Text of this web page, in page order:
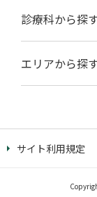
診療科から探
エリアから探
サイト利用規定